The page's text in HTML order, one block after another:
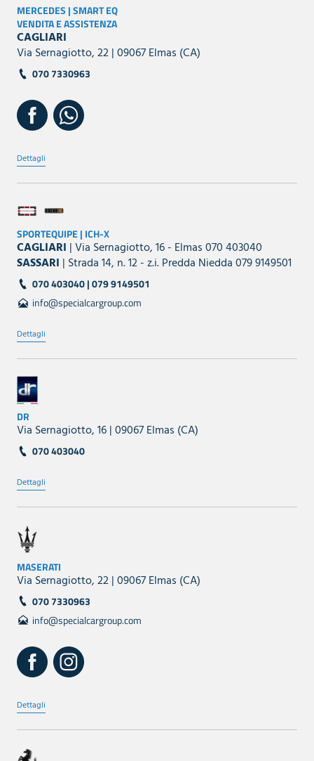
MERCEDES | SMART EQ
VENDITA E ASSISTENZA
CAGLIARI
Via Sernagiotto, 22 | 09067 Elmas (CA)
070 7330963
Dettagli
SPORTEQUIPE | ICH-X
CAGLIARI | Via Sernagiotto, 16 - Elmas 070 403040
SASSARI | Strada 14, n. 12 - z.i. Predda Niedda 079 9149501
070 403040 | 079 9149501
info@specialcargroup.com
Dettagli
DR
Via Sernagiotto, 16 | 09067 Elmas (CA)
070 403040
Dettagli
MASERATI
Via Sernagiotto, 22 | 09067 Elmas (CA)
070 7330963
info@specialcargroup.com
Dettagli